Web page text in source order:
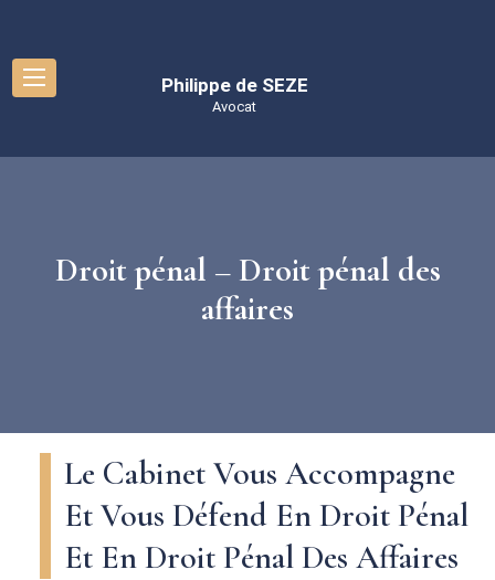
Droit pénal – Droit pénal des
affaires
Le Cabinet Vous Accompagne
Et Vous Défend En Droit Pénal
Et En Droit Pénal Des Affaires